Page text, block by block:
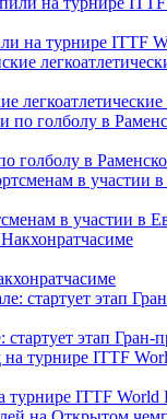
на турнире ITTF
голболу в
в участии в
этап
турнире ITTF World